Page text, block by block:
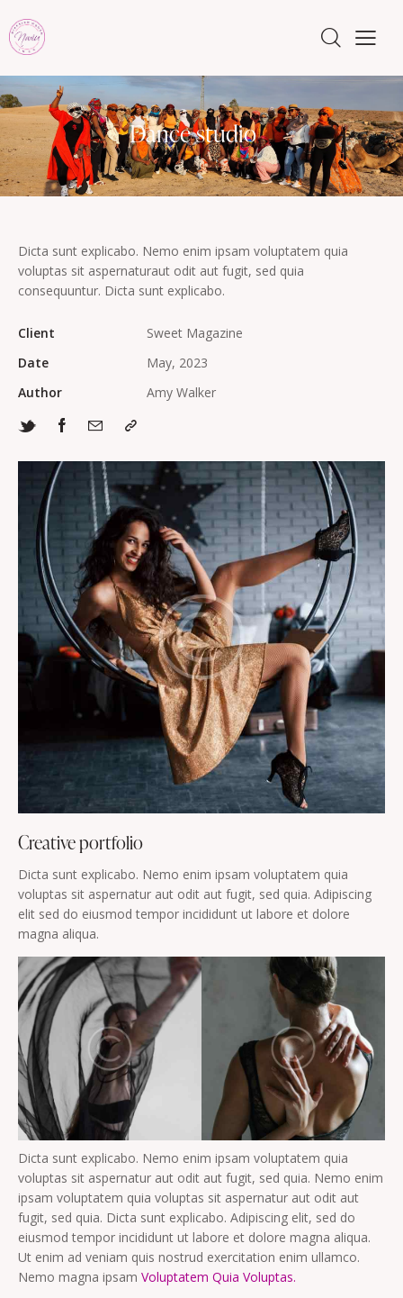
Dance studio
Dicta sunt explicabo. Nemo enim ipsam voluptatem quia
voluptas sit aspernaturaut odit aut fugit, sed quia
consequuntur. Dicta sunt explicabo.
Client
Sweet Magazine
Date
May, 2023
Author
Amy Walker
Creative portfolio
Dicta sunt explicabo. Nemo enim ipsam voluptatem quia
voluptas sit aspernatur aut odit aut fugit, sed quia. Adipiscing
elit sed do eiusmod tempor incididunt ut labore et dolore
magna aliqua.
Dicta sunt explicabo. Nemo enim ipsam voluptatem quia
voluptas sit aspernatur aut odit aut fugit, sed quia. Nemo enim
ipsam voluptatem quia voluptas sit aspernatur aut odit aut
fugit, sed quia. Dicta sunt explicabo. Adipiscing elit, sed do
eiusmod tempor incididunt ut labore et dolore magna aliqua.
Ut enim ad veniam quis nostrud exercitation enim ullamco.
Nemo magna ipsam Voluptatem Quia Voluptas.